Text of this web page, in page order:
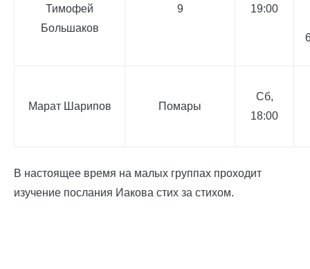
Тимофей
Большаков
9
19:00
Марат Шарипов Помары
Сб,
18:00
В настоящее время на малых группах проходит
изучение послания Иакова стих за стихом.